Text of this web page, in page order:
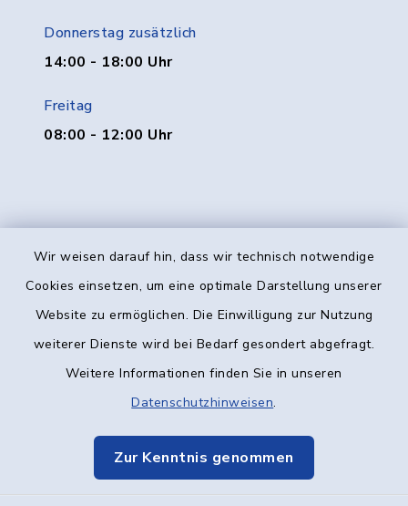
Wir weisen darauf hin, dass wir technisch notwendige
Cookies einsetzen, um eine optimale Darstellung unserer
Website zu ermöglichen. Die Einwilligung zur Nutzung
weiterer Dienste wird bei Bedarf gesondert abgefragt.
Weitere Informationen finden Sie in unseren
Datenschutzhinweisen.
Zur Kenntnis genommen
Donnerstag zusätzlich
14:00 - 18:00 Uhr
Freitag
08:00 - 12:00 Uhr
Kontakt
Datenschutz
Elektronische Kommunikation